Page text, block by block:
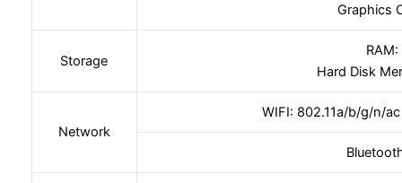
Graphics
Storage
Hard Disk
Network
WIFI: 802.11a/b/g/n/